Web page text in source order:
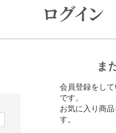
ログイン
ま
会員登録をし
です。
お気に入り商
す。